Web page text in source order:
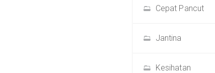
Cepat Pancut
Jantina
Kesihatan